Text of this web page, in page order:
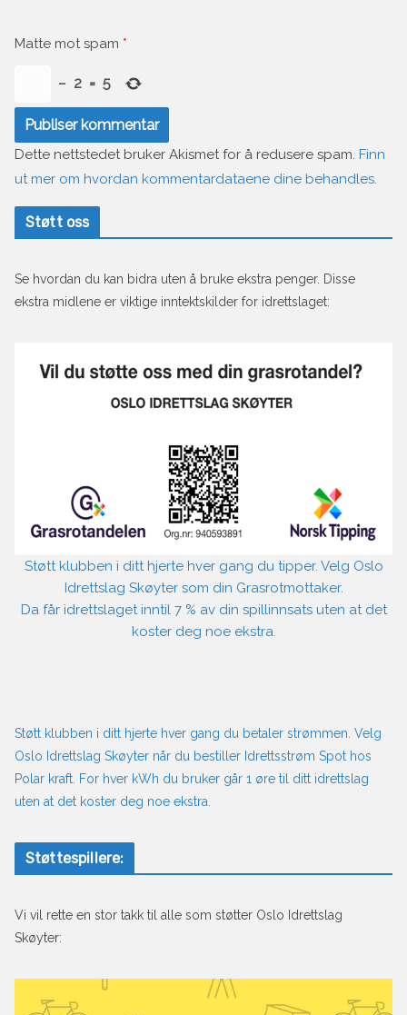
Matte mot spam *
− 2 = 5
Dette nettstedet bruker Akismet for å redusere spam. Finn
ut mer om hvordan kommentardataene dine behandles.
Støtt oss
Se hvordan du kan bidra uten å bruke ekstra penger. Disse
ekstra midlene er viktige inntektskilder for idrettslaget:
Støtt klubben i ditt hjerte hver gang du tipper. Velg Oslo
Idrettslag Skøyter som din Grasrotmottaker.
Da får idrettslaget inntil 7 % av din spillinnsats uten at det
koster deg noe ekstra.
Støtt klubben i ditt hjerte hver gang du betaler strømmen. Velg
Oslo Idrettslag Skøyter når du bestiller Idrettsstrøm Spot hos
Polar kraft. For hver kWh du bruker går 1 øre til ditt idrettslag
uten at det koster deg noe ekstra.
Støttespillere:
Vi vil rette en stor takk til alle som støtter Oslo Idrettslag
Skøyter: